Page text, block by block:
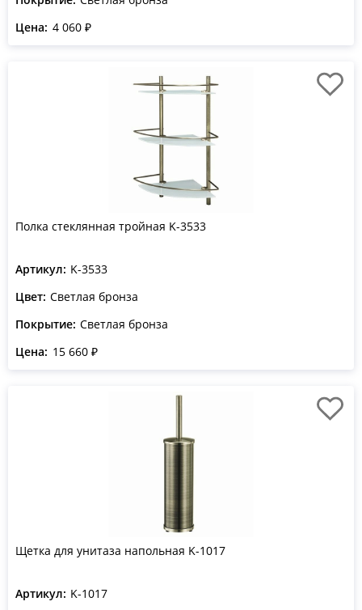
Цена: 4 060 ₽
Полка стеклянная тройная K-3533
Артикул: K-3533
Цвет: Светлая бронза
Покрытие: Светлая бронза
Цена: 15 660 ₽
Щетка для унитаза напольная K-1017
Артикул: K-1017